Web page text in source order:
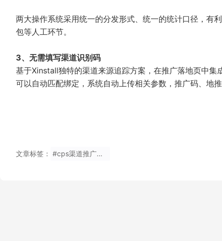
两大操作系统采用统一的分发形式、统一的统计口径，有
包等人工环节。
3、 无需填写渠道识别码
基于Xinstall独特的渠道来源追踪方案，在推广落地页中
可以自动匹配绑定，系统自动上传相关参数，推广码、地
文章标签： #cps渠道推广渠道统计